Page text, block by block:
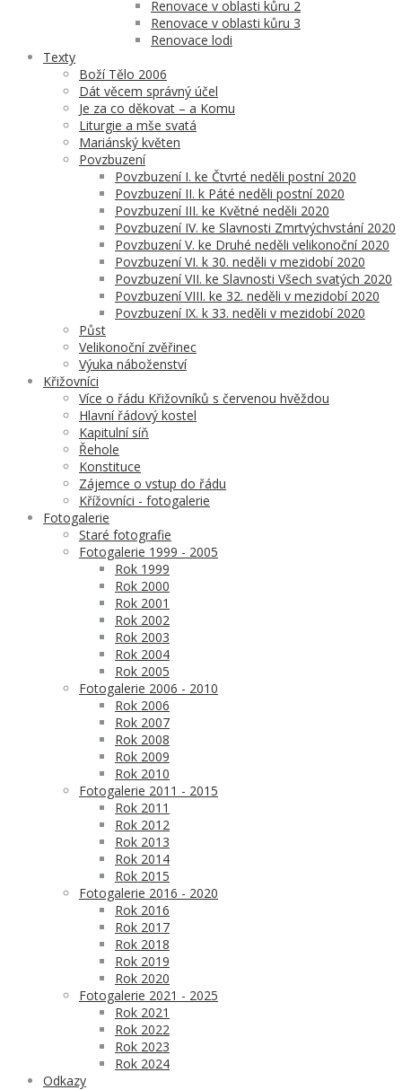
Renovace v oblasti kůru 2
Renovace v oblasti kůru 3
Renovace lodi
Texty
Boží Tělo 2006
Dát věcem správný účel
Je za co děkovat – a Komu
Liturgie a mše svatá
Mariánský květen
Povzbuzení
Povzbuzení I. ke Čtvrté neděli postní 2020
Povzbuzení II. k Páté neděli postní 2020
Povzbuzení III. ke Květné neděli 2020
Povzbuzení IV. ke Slavnosti Zmrtvýchvstání 2020
Povzbuzení V. ke Druhé neděli velikonoční 2020
Povzbuzení VI. k 30. neděli v mezidobí 2020
Povzbuzení VII. ke Slavnosti Všech svatých 2020
Povzbuzení VIII. ke 32. neděli v mezidobí 2020
Povzbuzení IX. k 33. neděli v mezidobí 2020
Půst
Velikonoční zvěřinec
Výuka náboženství
Křižovníci
Více o řádu Křižovníků s červenou hvěždou
Hlavní řádový kostel
Kapitulní síň
Řehole
Konstituce
Zájemce o vstup do řádu
Křížovníci - fotogalerie
Fotogalerie
Staré fotografie
Fotogalerie 1999 - 2005
Rok 1999
Rok 2000
Rok 2001
Rok 2002
Rok 2003
Rok 2004
Rok 2005
Fotogalerie 2006 - 2010
Rok 2006
Rok 2007
Rok 2008
Rok 2009
Rok 2010
Fotogalerie 2011 - 2015
Rok 2011
Rok 2012
Rok 2013
Rok 2014
Rok 2015
Fotogalerie 2016 - 2020
Rok 2016
Rok 2017
Rok 2018
Rok 2019
Rok 2020
Fotogalerie 2021 - 2025
Rok 2021
Rok 2022
Rok 2023
Rok 2024
Odkazy